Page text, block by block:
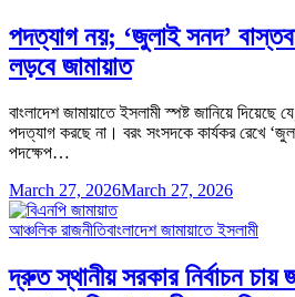
পদত্যাগ নয়; ‘জুলাই সনদ’
লড়বে জামায়াত
বাংলাদেশ জামায়াতে ইসলামী স্পষ্ট জানিয়ে দিয়েছে
পদত্যাগ করছে না। বরং সংসদকে কার্যকর রেখে
পদক্ষেপ…
March 27, 2026March 27, 2026
আঞ্চলিক রাজনীতিবাংলাদেশ জামায়াতে ইসলামী
দ্রুত স্থানীয় সরকার নির্বাচন চায়